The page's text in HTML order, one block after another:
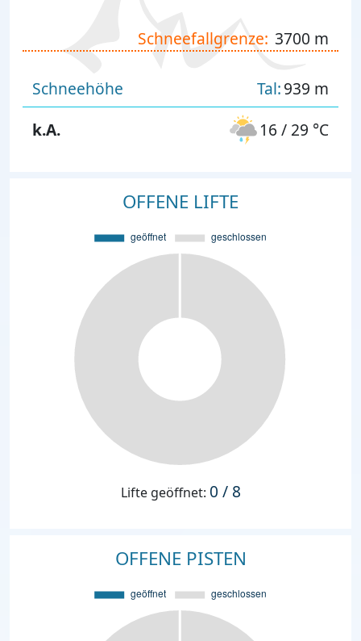
Schneefallgrenze: 3700 m
Schneehöhe Tal:939 m
k.A.
16 / 29 °C
OFFENE LIFTE
Lifte geöffnet: 0 / 8
OFFENE PISTEN